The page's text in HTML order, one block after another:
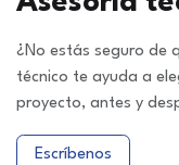
¿No estás seguro de
técnico te ayuda a
proyecto, antes y
Escríbenos